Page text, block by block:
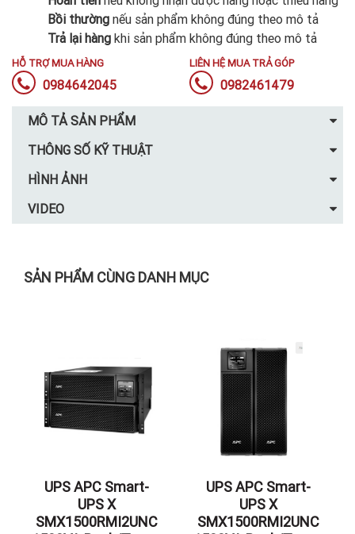
Bồi thường nếu sản phẩm không đúng theo mô tả
Trả lại hàng khi sản phẩm không đúng theo mô tả
HỖ TRỢ MUA HÀNG
0984642045
LIÊN HỆ MUA TRẢ GÓP
0982461479
MÔ TẢ SẢN PHẨM
THÔNG SỐ KỸ THUẬT
HÌNH ẢNH
VIDEO
SẢN PHẨM CÙNG DANH MỤC
UPS APC Smart-
UPS X
SMX1500RMI2UNC
UPS APC Smart-
UPS X
SMX1500RMI2UNC